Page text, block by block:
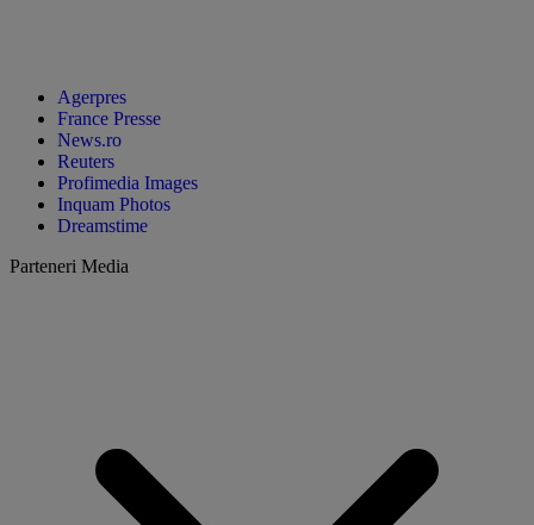
Agerpres
France Presse
News.ro
Reuters
Profimedia Images
Inquam Photos
Dreamstime
Parteneri Media